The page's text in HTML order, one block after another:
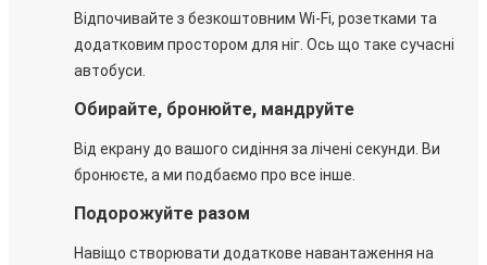
Відпочивайте з безкоштовним Wi-Fi, розетками та
додатковим простором для ніг. Ось що таке сучасні
автобуси.
Обирайте, бронюйте, мандруйте
Від екрану до вашого сидіння за лічені секунди. Ви
бронюєте, а ми подбаємо про все інше.
Подорожуйте разом
Навіщо створювати додаткове навантаження на